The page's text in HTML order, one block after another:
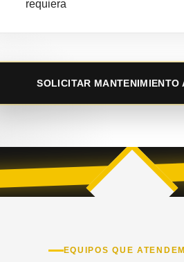
requiera
SOLICITAR MANTENIMIENTO
EQUIPOS QUE